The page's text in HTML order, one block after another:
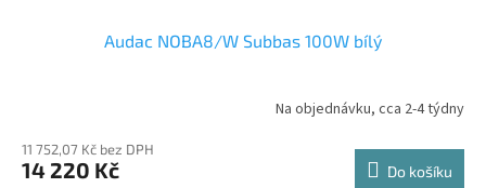
Audac NOBA8/W Subbas 100W bílý
Na objednávku, cca 2-4 týdny
11 752,07 Kč bez DPH
14 220 Kč Do košíku